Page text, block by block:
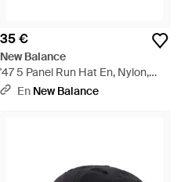
35 €
New Balance
'47 5 Panel Run Hat En, Nylon,
Talla - Blanco
En New Balance